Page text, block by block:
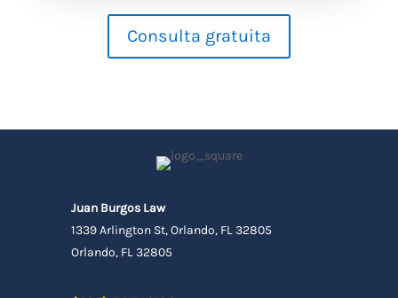
Consulta gratuita
Juan Burgos Law
1339 Arlington St, Orlando, FL 32805
Orlando, FL 32805